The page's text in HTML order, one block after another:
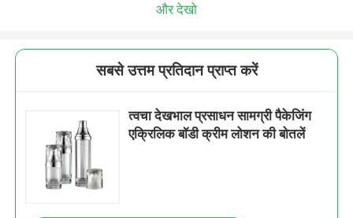
और देखो
सबसे उत्तम प्रतिदान प्राप्त करें
त्वचा देखभाल प्रसाधन सामग्री पैकेजिंग
एक्रिलिक बॉडी क्रीम लोशन की बोतलें